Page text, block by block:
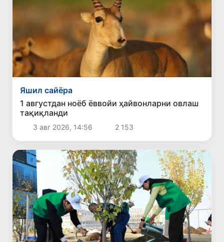
Яшил сайёра
1 августдан ноёб ёввойи ҳайвонларни овлаш
тақиқланди
3 авг 2026, 14:56 2 153